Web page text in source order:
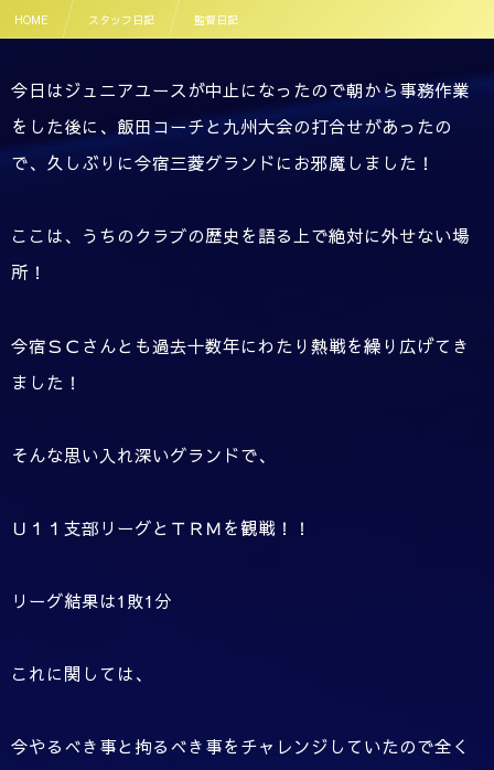
HOME スタッフ日記 監督日記
今日はジュニアユースが中止になったので朝から事務作業
をした後に、飯田コーチと九州大会の打合せがあったの
で、久しぶりに今宿三菱グランドにお邪魔しました！
ここは、うちのクラブの歴史を語る上で絶対に外せない場
所！
今宿ＳＣさんとも過去十数年にわたり熱戦を繰り広げてき
ました！
そんな思い入れ深いグランドで、
Ｕ１１支部リーグとＴＲＭを観戦！！
リーグ結果は1敗1分
これに関しては、
今やるべき事と拘るべき事をチャレンジしていたので全く